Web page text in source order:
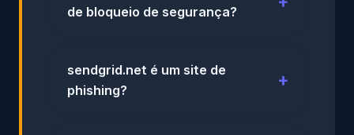
de bloqueio de segurança?
sendgrid.net é um site de
phishing?